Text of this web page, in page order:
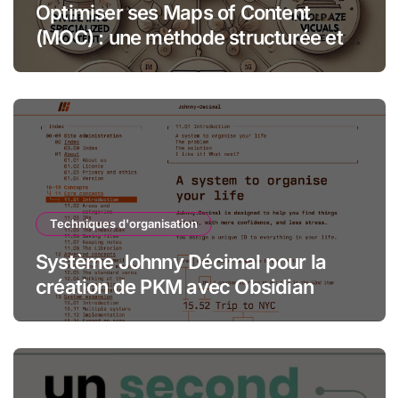
Optimiser ses Maps of Content
(MOC) : une méthode structurée et
créative
Techniques d'organisation
Système Johnny Décimal pour la
création de PKM avec Obsidian